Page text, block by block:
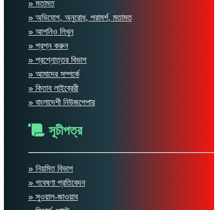
» মতামত
» অভিযোগ, অনুরোধ, পরামর্শ, মতামত
» আপনিও লিখুন
» প্রশ্ন করুন
» প্রশ্নোত্তর বিভাগ
» আমাদের সম্পর্কে
» কিতাব লাইব্রেরী
» বাংলাদেশী নিউজপেপার
সূচীপত্র
» নিয়মিত বিভাগ
» গবেষণা প্রতিবেদন
» সুওয়াল-জাওয়াব